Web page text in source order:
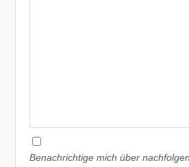
Benachrichtige mich über